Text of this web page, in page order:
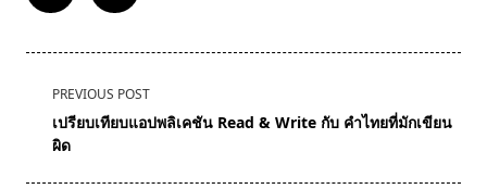
<span
class="nav-
subtitle
PREVIOUS POST
เปรียบเทียบแอปพลิเคชัน Read & Write กับ คำไทยที่มักเขียน
ผิด